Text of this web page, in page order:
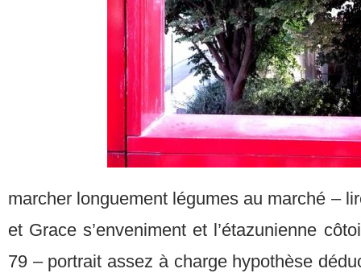
marcher longuement légumes au marché –
et Grace s’enveniment et l’étazunienne
79 – portrait assez à charge hypothèse